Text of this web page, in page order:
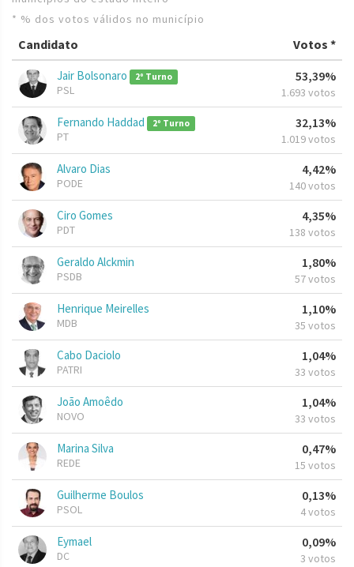
* % dos votos válidos no município
Candidato Votos *
Jair Bolsonaro 2º Turno
PSL
53,39%
1.693 votos
Fernando Haddad 2º Turno
PT
32,13%
1.019 votos
Alvaro Dias
PODE
4,42%
140 votos
Ciro Gomes
PDT
4,35%
138 votos
Geraldo Alckmin
PSDB
1,80%
57 votos
Henrique Meirelles
MDB
1,10%
35 votos
Cabo Daciolo
PATRI
1,04%
33 votos
João Amoêdo
NOVO
1,04%
33 votos
Marina Silva
REDE
0,47%
15 votos
Guilherme Boulos
PSOL
0,13%
4 votos
Eymael
DC
0,09%
3 votos